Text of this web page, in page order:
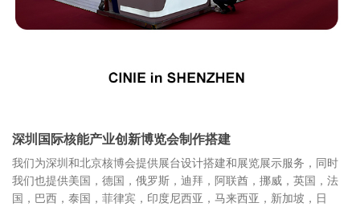
深圳国际核能产业创新博览会制作搭建
我们为深圳和北京核博会提供展台设计搭建和展览展示服务，同时
我们也提供美国，德国，俄罗斯，迪拜，阿联酋，挪威，英国，法
国，巴西，泰国，菲律宾，印度尼西亚，马来西亚，新加坡，日